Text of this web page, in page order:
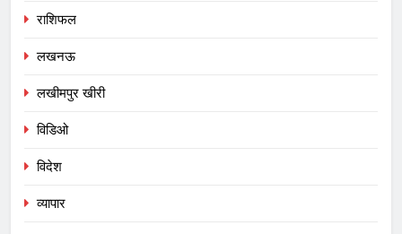
राशिफल
लखनऊ
लखीमपुर खीरी
विडिओ
विदेश
व्यापार